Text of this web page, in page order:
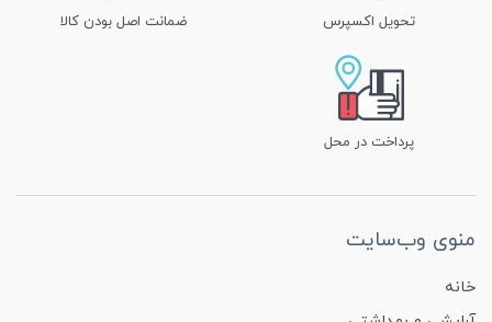
تحویل اکسپرس ضمانت اصل بودن کالا
پرداخت در محل
منوی وب‌سایت
خانه